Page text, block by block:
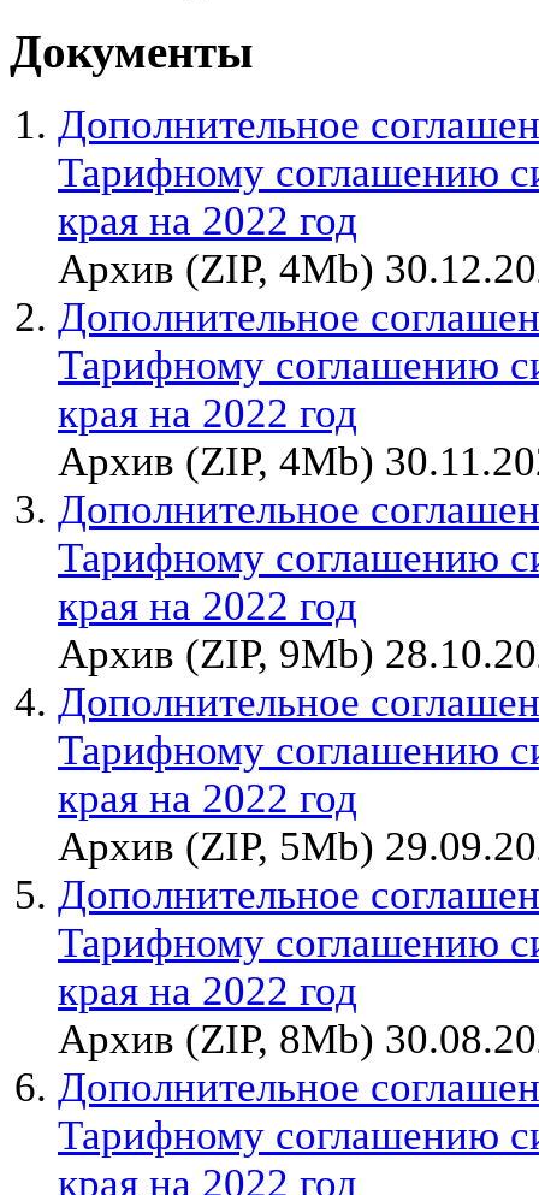
Документы
Дополнительное
Тарифному соглашению
края на 2022 год
Архив (ZIP, 4Mb)
Дополнительное
Тарифному соглашению
края на 2022 год
Архив (ZIP, 4Mb)
Дополнительное
Тарифному соглашению
края на 2022 год
Архив (ZIP, 9Mb)
Дополнительное
Тарифному соглашению
края на 2022 год
Архив (ZIP, 5Mb)
Дополнительное
Тарифному соглашению
края на 2022 год
Архив (ZIP, 8Mb)
Дополнительное
Тарифному соглашению
края на 2022 год